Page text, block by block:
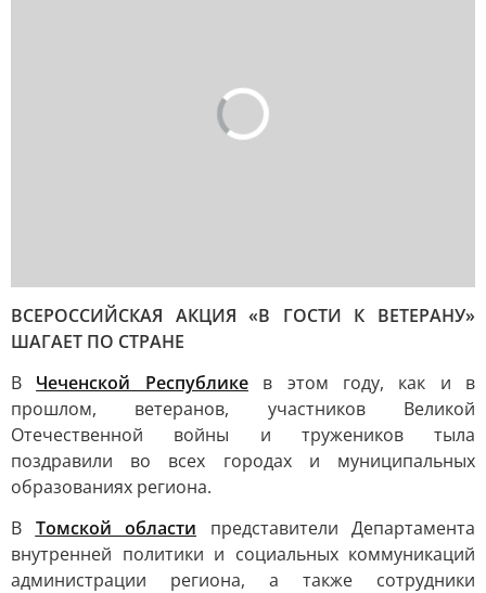
ВСЕРОССИЙСКАЯ АКЦИЯ «В ГОСТИ К ВЕТЕРАНУ»
ШАГАЕТ ПО СТРАНЕ
В Чеченской Республикев этом году, как и в
прошлом, ветеранов, участников Великой
Отечественной войны и тружеников тыла
поздравили во всех городах и муниципальных
образованиях региона.
В Томской области представители Департамента
внутренней политики и социальных коммуникаций
администрации региона, а также сотрудники